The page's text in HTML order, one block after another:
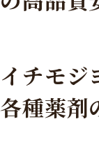
チモジ
種薬剤